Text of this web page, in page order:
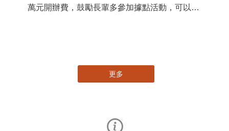
萬元開辦費，鼓勵長輩多參加據點活動，可以更
更多